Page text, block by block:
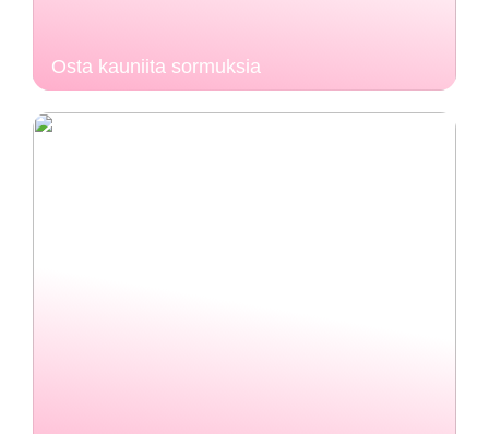
Osta kauniita sormuksia